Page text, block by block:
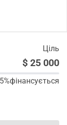
Ціль
$ 25 000
фінансується